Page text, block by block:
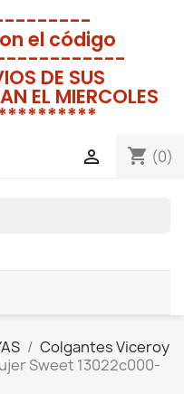
el código
DE SUS
EL MIERCOLES
shopping_cart (0)

Colgantes Viceroy
Sweet 13022c000-